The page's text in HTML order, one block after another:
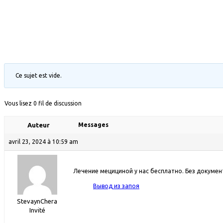
Ce sujet est vide.
Vous lisez 0 fil de discussion
Auteur Messages
avril 23, 2024 à 10:59 am
StevaуnChera
Invité
Лечение мецициной у нас бесплатно. Без
Вывод из запоя